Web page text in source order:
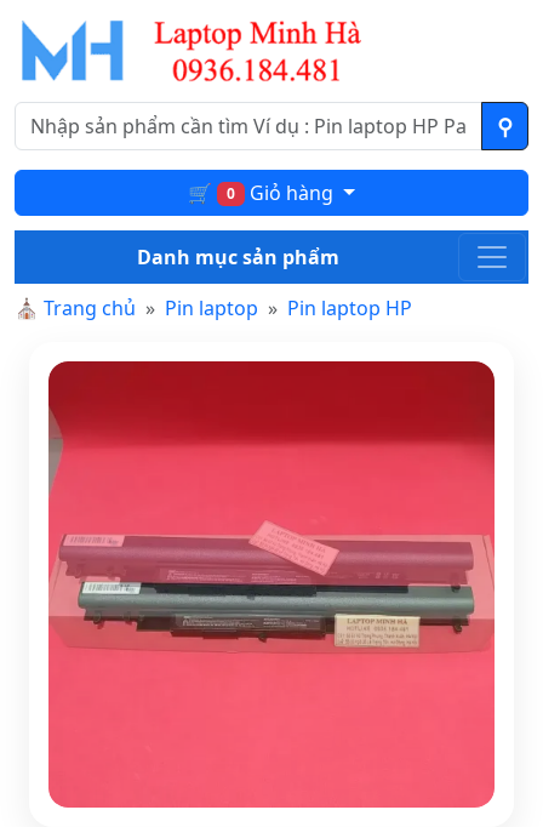
🛒 0 Giỏ hàng
Danh mục sản phẩm
⛪ Trang chủ Pin laptop Pin laptop HP